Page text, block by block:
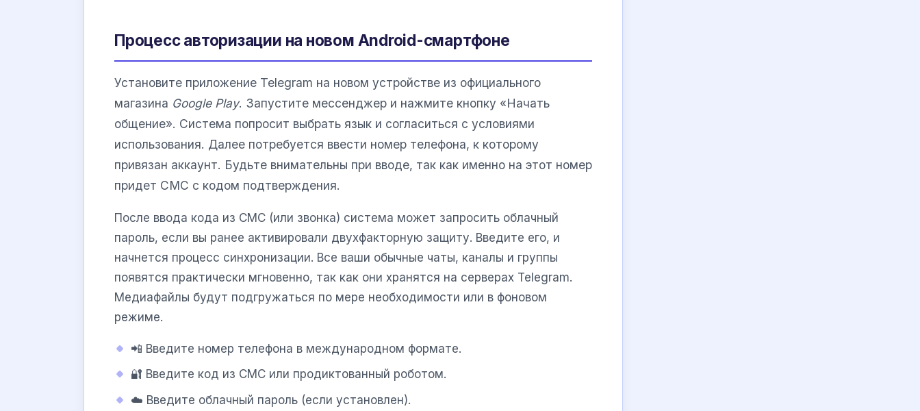
Процесс авторизации на новом Android-смартфоне
Установите приложение Telegram на новом устройстве из официального
магазина Google Play. Запустите мессенджер и нажмите кнопку «Начать
общение». Система попросит выбрать язык и согласиться с условиями
использования. Далее потребуется ввести номер телефона, к которому
привязан аккаунт. Будьте внимательны при вводе, так как именно на этот номер
придет СМС с кодом подтверждения.
После ввода кода из СМС (или звонка) система может запросить облачный
пароль, если вы ранее активировали двухфакторную защиту. Введите его, и
начнется процесс синхронизации. Все ваши обычные чаты, каналы и группы
появятся практически мгновенно, так как они хранятся на серверах Telegram.
Медиафайлы будут подгружаться по мере необходимости или в фоновом
режиме.
📲 Введите номер телефона в международном формате.
🔐 Введите код из СМС или продиктованный роботом.
☁️ Введите облачный пароль (если установлен).